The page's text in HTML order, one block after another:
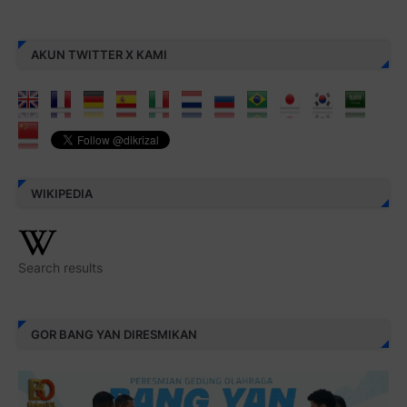
AKUN TWITTER X KAMI
WIKIPEDIA
Search results
GOR BANG YAN DIRESMIKAN